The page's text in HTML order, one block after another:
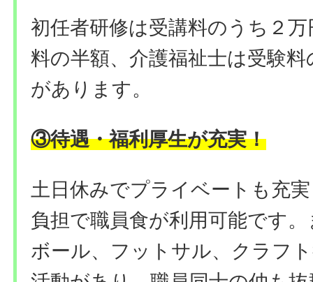
初任者研修は受講料のうち２
料の半額、介護福祉士は受験
があります。
③待遇・福利厚生が充実！
土日休みでプライベートも充
負担で職員食が利用可能です
ボール、フットサル、クラフ